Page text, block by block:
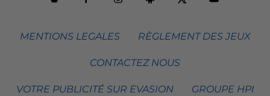
MENTIONS LEGALES RÈGLEMENT DES JEUX
CONTACTEZ NOUS
VOTRE PUBLICITÉ SUR EVASION GROUPE HPI